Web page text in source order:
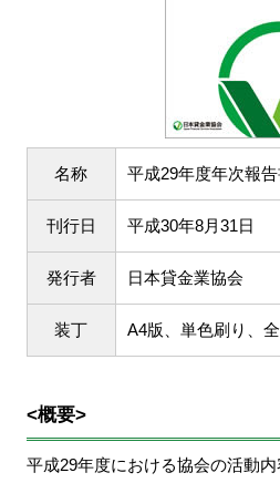
名称 平成29年度年次報
刊行日 平成30年8月31日
発行者 日本貸金業協会
装丁 A4版、単色刷り、
<概要>
平成29年度における協会の活動